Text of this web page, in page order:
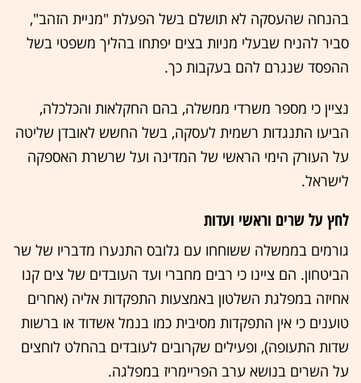
בהנחה שהעסקה לא תושלם בשל הפעלת "מניית הזהב",
סביר להניח שבעלי מניות בצים יפתחו בהליך משפטי בשל
ההפסד שנגרם להם בעקבות כך.
נציין כי מספר משרדי ממשלה, בהם החקלאות והכלכלה,
הביעו התנגדות רשמית לעסקה, בשל החשש לאובדן שליטה
על העורק הימי הראשי של המדינה ועל שרשרת האספקה
לישראל.
לחץ על שרים וראשי ועדות
גורמים בממשלה ששוחחו עם גלובס התנערו מדבריו של שר
הביטחון. הם ציינו כי רבים מחברי ועד העובדים של צים קנו
אחיזה במפלגת השלטון באמצעות התפקדות אליה (אחרים
טוענים כי אין התפקדות מסיבית כמו בנמל אשדוד או ברשות
שדות התעופה), ופעילים שקרובים לעובדים בהחלט לוחצים
על השרים בנושא ערב הפריימריז במפלגה.